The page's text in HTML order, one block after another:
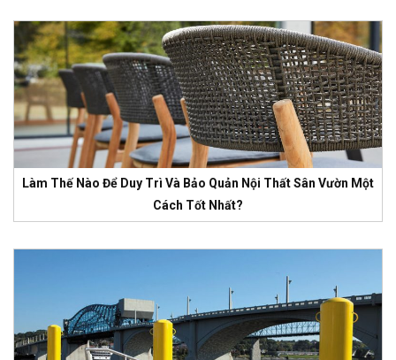
Làm Thế Nào Để Duy Trì Và Bảo Quản Nội Thất Sân Vườn Một
Cách Tốt Nhất?